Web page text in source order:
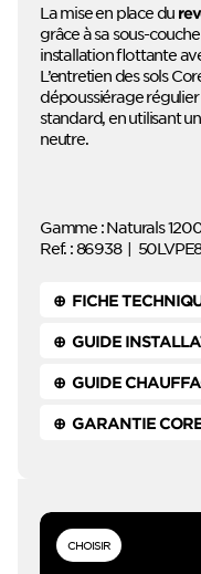
La mise en place du
grâce à sa sous-
installation flottante
L’entretien des sols
dépoussiérage
standard, en utilisant
neutre.
Gamme : Naturals
Ref. :86938 |
⊕ FICHE
⊕ GUIDE
⊕ GUIDE
⊕ GARANTIE
CHOISIR